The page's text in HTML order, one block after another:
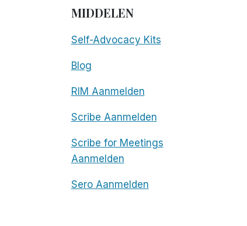
MIDDELEN
Self-Advocacy Kits
Blog
RIM Aanmelden
Scribe Aanmelden
Scribe for Meetings
Aanmelden
Sero Aanmelden